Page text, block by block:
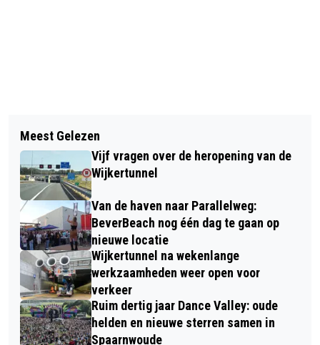
MEER BOMEN REDDEN EN MENSEN
MEER BIJ KLIMAATBELEID
BETREKKEN
DRIE WERELDKAMPIOENEN BIJ TATA
STEEL CHESS TOURNAMENT 2024
Meest Gelezen
Vijf vragen over de heropening van de
Wijkertunnel
Van de haven naar Parallelweg:
BeverBeach nog één dag te gaan op
nieuwe locatie
Wijkertunnel na wekenlange
werkzaamheden weer open voor
verkeer
Ruim dertig jaar Dance Valley: oude
helden en nieuwe sterren samen in
Spaarnwoude